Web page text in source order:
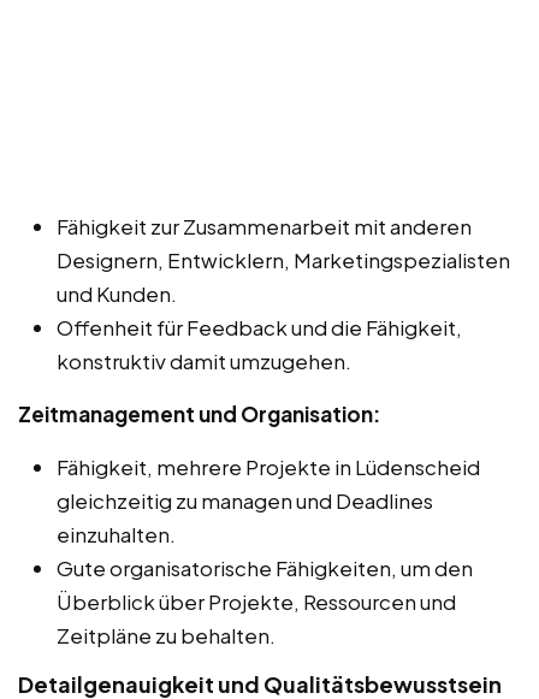
Fähigkeit zur Zusammenarbeit mit anderen
Designern, Entwicklern, Marketingspezialisten
und Kunden.
Offenheit für Feedback und die Fähigkeit,
konstruktiv damit umzugehen.
Zeitmanagement und Organisation:
Fähigkeit, mehrere Projekte in Lüdenscheid
gleichzeitig zu managen und Deadlines
einzuhalten.
Gute organisatorische Fähigkeiten, um den
Überblick über Projekte, Ressourcen und
Zeitpläne zu behalten.
Detailgenauigkeit und Qualitätsbewusstsein